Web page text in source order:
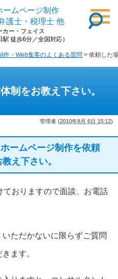
ームページ制作
護士・税理士 他
カー・フェイス
徒歩6分／全国対応）
作・Web集客のよくある質問 > 依頼した
制をお教え下さい。
管理者 (2010年8月 6日 15:12)
ームページ制作を依頼
え下さい。
ておりますので面談、お電話
ただかないに限らずご質問
ます。